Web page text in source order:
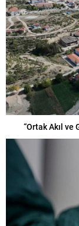
“Ortak Akıl ve